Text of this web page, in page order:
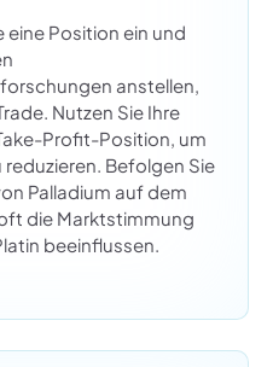
eine Position ein und
anstellen,
Nutzen Sie Ihre
Profit-Position, um
reduzieren. Befolgen Sie
Palladium auf dem
die Marktstimmung
beeinflussen.